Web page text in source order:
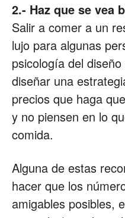
2.- Haz que se vea
Salir a comer a un
lujo para algunas
psicología del
diseñar una
precios que haga
y no piensen en lo
comida.
Alguna de estas
hacer que los
amigables posibles,